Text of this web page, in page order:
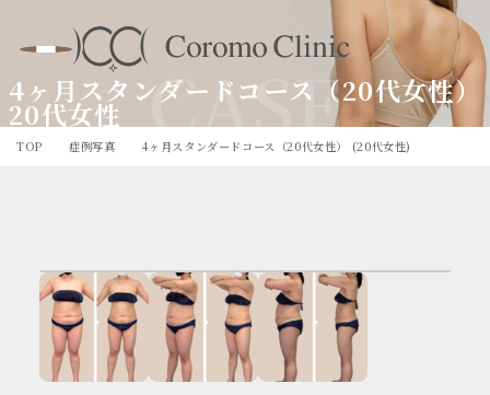
4ヶ月スタンダードコース（20代女性）
20代女性 CASE
TOP 症例写真 4ヶ月スタンダードコース（20代女性） (20代女性)